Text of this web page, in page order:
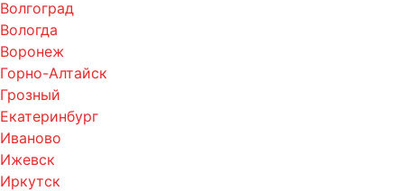
Волгоград
Вологда
Воронеж
Горно-Алтайск
Грозный
Екатеринбург
Иваново
Ижевск
Иркутск